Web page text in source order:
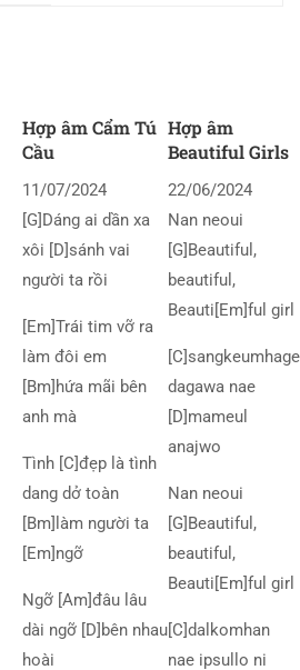
Hợp âm Cẩm Tú
Cầu
11/07/2024
[G]Dáng ai dần xa
xôi [D]sánh vai
người ta rồi
[Em]Trái tim vỡ ra
làm đôi em
[Bm]hứa mãi bên
anh mà
Tình [C]đẹp là tình
dang dở toàn
[Bm]làm người ta
[Em]ngỡ
Ngỡ [Am]đâu lâu
dài ngỡ [D]bên nhau
hoài
Hợp âm
Beautiful Girls
22/06/2024
Nan neoui
[G]Beautiful,
beautiful,
Beauti[Em]ful girl
[C]sangkeumhage
dagawa nae
[D]mameul
anajwo
Nan neoui
[G]Beautiful,
beautiful,
Beauti[Em]ful girl
[C]dalkomhan
nae ipsullo ni